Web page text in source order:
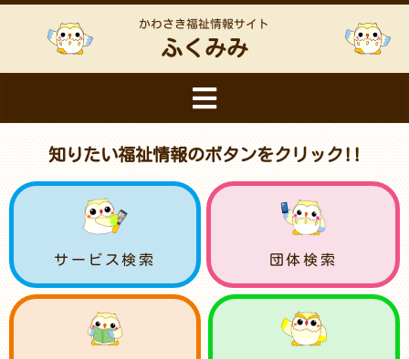
かわさき福祉情報サイト
ふくみみ
知りたい福祉情報のボタンをクリック!!
サービス検索 団体検索